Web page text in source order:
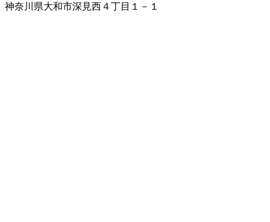
神奈川県大和市深見西４丁目１－１